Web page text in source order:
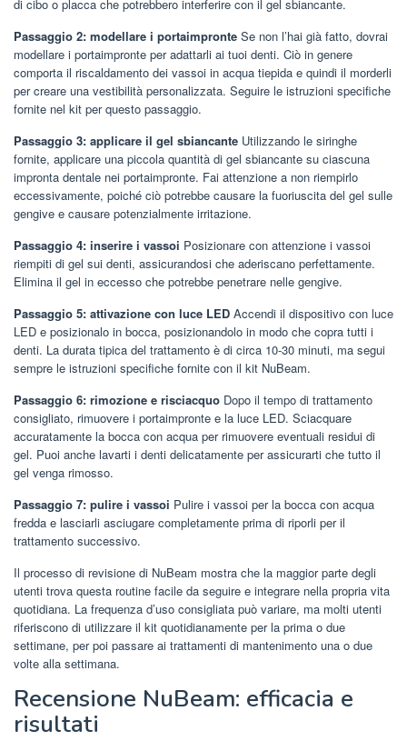
di cibo o placca che potrebbero interferire con il gel sbiancante.
Passaggio 2: modellare i portaimpronte Se non l’hai già fatto, dovrai
modellare i portaimpronte per adattarli ai tuoi denti. Ciò in genere
comporta il riscaldamento dei vassoi in acqua tiepida e quindi il morderli
per creare una vestibilità personalizzata. Seguire le istruzioni specifiche
fornite nel kit per questo passaggio.
Passaggio 3: applicare il gel sbiancante Utilizzando le siringhe
fornite, applicare una piccola quantità di gel sbiancante su ciascuna
impronta dentale nei portaimpronte. Fai attenzione a non riempirlo
eccessivamente, poiché ciò potrebbe causare la fuoriuscita del gel sulle
gengive e causare potenzialmente irritazione.
Passaggio 4: inserire i vassoi Posizionare con attenzione i vassoi
riempiti di gel sui denti, assicurandosi che aderiscano perfettamente.
Elimina il gel in eccesso che potrebbe penetrare nelle gengive.
Passaggio 5: attivazione con luce LED Accendi il dispositivo con luce
LED e posizionalo in bocca, posizionandolo in modo che copra tutti i
denti. La durata tipica del trattamento è di circa 10-30 minuti, ma segui
sempre le istruzioni specifiche fornite con il kit NuBeam.
Passaggio 6: rimozione e risciacquo Dopo il tempo di trattamento
consigliato, rimuovere i portaimpronte e la luce LED. Sciacquare
accuratamente la bocca con acqua per rimuovere eventuali residui di
gel. Puoi anche lavarti i denti delicatamente per assicurarti che tutto il
gel venga rimosso.
Passaggio 7: pulire i vassoi Pulire i vassoi per la bocca con acqua
fredda e lasciarli asciugare completamente prima di riporli per il
trattamento successivo.
Il processo di revisione di NuBeam mostra che la maggior parte degli
utenti trova questa routine facile da seguire e integrare nella propria vita
quotidiana. La frequenza d’uso consigliata può variare, ma molti utenti
riferiscono di utilizzare il kit quotidianamente per la prima o due
settimane, per poi passare ai trattamenti di mantenimento una o due
volte alla settimana.
Recensione NuBeam: efficacia e
risultati